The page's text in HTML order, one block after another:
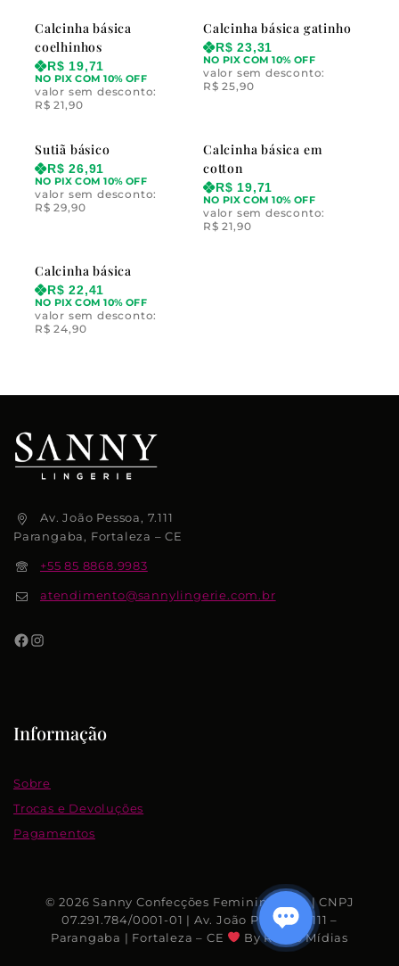
Calcinha básica
coelhinhos
R$ 19,71
NO PIX COM 10% OFF
valor sem desconto:
R$ 21,90
Calcinha básica gatinho
R$ 23,31
NO PIX COM 10% OFF
valor sem desconto:
R$ 25,90
Sutiã básico
R$ 26,91
NO PIX COM 10% OFF
valor sem desconto:
R$ 29,90
Calcinha básica em
cotton
R$ 19,71
NO PIX COM 10% OFF
valor sem desconto:
R$ 21,90
Calcinha básica
R$ 22,41
NO PIX COM 10% OFF
valor sem desconto:
R$ 24,90
Av. João Pessoa, 7.111
Parangaba, Fortaleza – CE
+55 85 8868.9983
atendimento@sannylingerie.com.br
Informação
Sobre
Trocas e Devoluções
Pagamentos
© 2026 Sanny Confecções Femininas S.A. | CNPJ
07.291.784/0001-01 | Av. João Pessoa, 7.111 –
Parangaba | Fortaleza – CE
By Rhino Mídias